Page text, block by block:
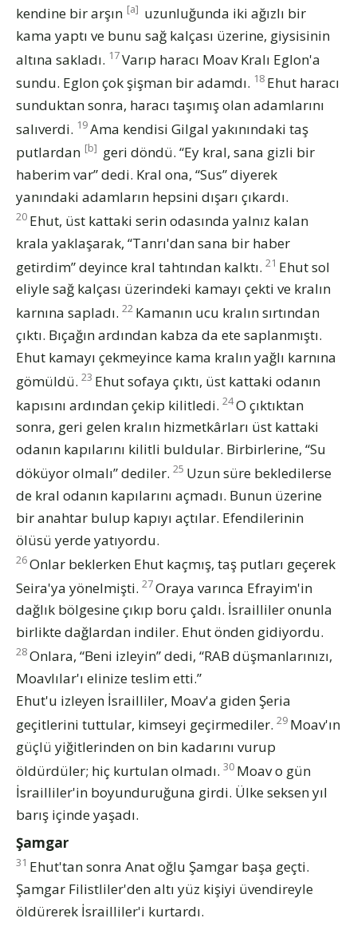
kendine bir arşın [a] uzunluğunda iki ağızlı bir
kama yaptı ve bunu sağ kalçası üzerine, giysisinin
altına sakladı. 17Varıp haracı Moav Kralı Eglon'a
sundu. Eglon çok şişman bir adamdı. 18 Ehut haracı
sunduktan sonra, haracı taşımış olan adamlarını
salıverdi. 19Ama kendisi Gilgal yakınındaki taş
putlardan [b] geri döndü. “Ey kral, sana gizli bir
haberim var” dedi. Kral ona, “Sus” diyerek
yanındaki adamların hepsini dışarı çıkardı.
20 Ehut, üst kattaki serin odasında yalnız kalan
krala yaklaşarak, “Tanrı'dan sana bir haber
getirdim” deyince kral tahtından kalktı. 21 Ehut sol
eliyle sağ kalçası üzerindeki kamayı çekti ve kralın
karnına sapladı. 22 Kamanın ucu kralın sırtından
çıktı. Bıçağın ardından kabza da ete saplanmıştı.
Ehut kamayı çekmeyince kama kralın yağlı karnına
gömüldü. 23 Ehut sofaya çıktı, üst kattaki odanın
kapısını ardından çekip kilitledi. 24O çıktıktan
sonra, geri gelen kralın hizmetkârları üst kattaki
odanın kapılarını kilitli buldular. Birbirlerine, “Su
döküyor olmalı” dediler. 25 Uzun süre bekledilerse
de kral odanın kapılarını açmadı. Bunun üzerine
bir anahtar bulup kapıyı açtılar. Efendilerinin
ölüsü yerde yatıyordu.
26Onlar beklerken Ehut kaçmış, taş putları geçerek
Seira'ya yönelmişti. 27Oraya varınca Efrayim'in
dağlık bölgesine çıkıp boru çaldı. İsrailliler onunla
birlikte dağlardan indiler. Ehut önden gidiyordu.
28Onlara, “Beni izleyin” dedi, “RAB düşmanlarınızı,
Moavlılar'ı elinize teslim etti.”
Ehut'u izleyen İsrailliler, Moav'a giden Şeria
geçitlerini tuttular, kimseyi geçirmediler. 29 Moav'ın
güçlü yiğitlerinden on bin kadarını vurup
öldürdüler; hiç kurtulan olmadı. 30 Moav o gün
İsrailliler'in boyunduruğuna girdi. Ülke seksen yıl
barış içinde yaşadı.
Şamgar
31 Ehut'tan sonra Anat oğlu Şamgar başa geçti.
Şamgar Filistliler'den altı yüz kişiyi üvendireyle
öldürerek İsrailliler'i kurtardı.